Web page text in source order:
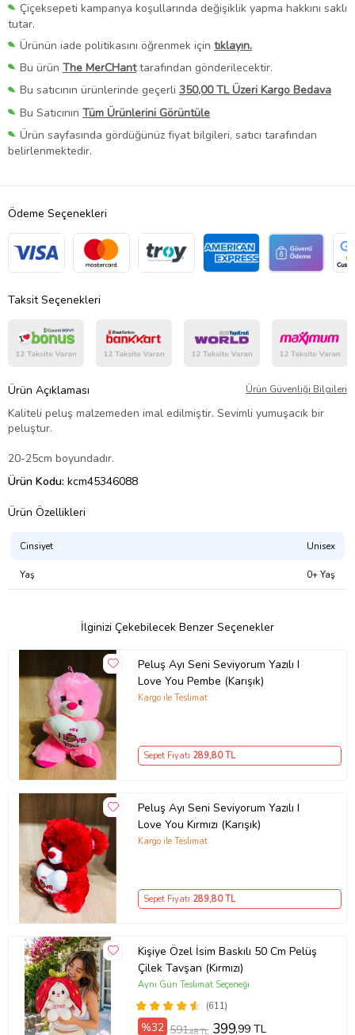
Çiçeksepeti kampanya koşullarında değişiklik yapma hakkını saklı
tutar.
Ürünün iade politikasını öğrenmek için tıklayın.
Bu ürün The MerCHanttarafından gönderilecektir.
Bu satıcının ürünlerinde geçerli 350,00 TL Üzeri Kargo Bedava
Bu Satıcının Tüm Ürünlerini Görüntüle
Ürün sayfasında gördüğünüz fiyat bilgileri, satıcı tarafından
belirlenmektedir.
Ödeme Seçenekleri
Taksit Seçenekleri
Ürün Açıklaması Ürün Güvenliği Bilgileri
Kaliteli peluş malzemeden imal edilmiştir. Sevimli yumuşacık bir
peluştur.
20-25cm boyundadır.
Ürün Kodu: kcm45346088
Ürün Özellikleri
Cinsiyet Unisex
Yaş 0+ Yaş
İlginizi Çekebilecek Benzer Seçenekler
Peluş Ayı Seni Seviyorum Yazılı I
Love You Pembe (Karışık)
Kargo ile Teslimat
Sepet Fiyatı 289,80 TL
Peluş Ayı Seni Seviyorum Yazılı I
Love You Kırmızı (Karışık)
Kargo ile Teslimat
Sepet Fiyatı 289,80 TL
Kişiye Özel İsim Baskılı 50 Cm Pelüş
Çilek Tavşan (Kırmızı)
(611)
Aynı Gün Teslimat Seçeneği
%32 591,48 TL 399,99 TL